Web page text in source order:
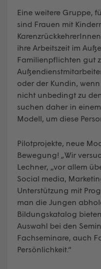
Eine weitere Gruppe,
sind Frauen mit
ihre Arbeitszeit im
Familienpflichten gut
oder der Kundin,
nicht unbedingt zu
suchen daher in
Modell, um diese
Pilotprojekte, neue
Bewegung! „Wir
Lechner, „vor allem
Social media,
Unterstützung mit
man die Jungen
Bildungskatalog
Auswahl bei den
Fachseminare, auch
Persönlichkeit.“